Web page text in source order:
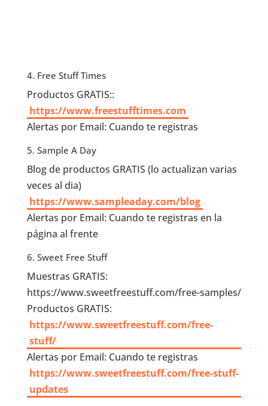
4. Free Stuff Times
Productos GRATIS::
https://www.freestufftimes.com
Alertas por Email: Cuando te registras
5. Sample A Day
Blog de productos GRATIS (lo actualizan varias
veces al dia)
https://www.sampleaday.com/blog
Alertas por Email: Cuando te registras en la
página al frente
6. Sweet Free Stuff
Muestras GRATIS:
https://www.sweetfreestuff.com/free-samples/
Productos GRATIS:
https://www.sweetfreestuff.com/free-
stuff/
Alertas por Email: Cuando te registras
https://www.sweetfreestuff.com/free-stuff-
updates